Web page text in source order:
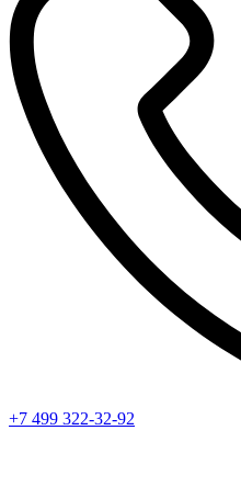
+7 499 322-32-92